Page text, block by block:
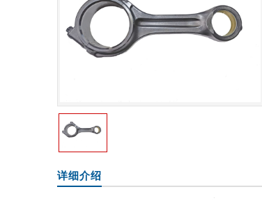
详细介绍